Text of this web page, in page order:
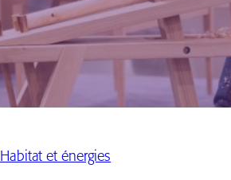
Habitat et énergies